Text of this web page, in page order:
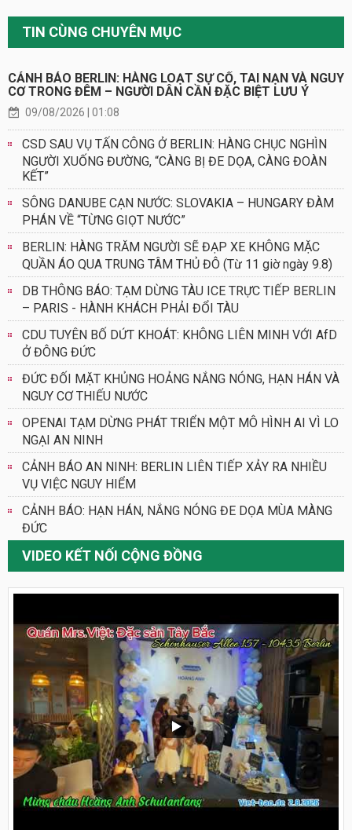
TIN CÙNG CHUYÊN MỤC
CẢNH BÁO BERLIN: HÀNG LOẠT SỰ CỐ, TAI NẠN VÀ NGUY
CƠ TRONG ĐÊM – NGƯỜI DÂN CẦN ĐẶC BIỆT LƯU Ý
09/08/2026 | 01:08
CSD SAU VỤ TẤN CÔNG Ở BERLIN: HÀNG CHỤC NGHÌN
NGƯỜI XUỐNG ĐƯỜNG, “CÀNG BỊ ĐE DỌA, CÀNG ĐOÀN
KẾT”
SÔNG DANUBE CẠN NƯỚC: SLOVAKIA – HUNGARY ĐÀM
PHÁN VỀ “TỪNG GIỌT NƯỚC”
BERLIN: HÀNG TRĂM NGƯỜI SẼ ĐẠP XE KHÔNG MẶC
QUẦN ÁO QUA TRUNG TÂM THỦ ĐÔ (Từ 11 giờ ngày 9.8)
DB THÔNG BÁO: TẠM DỪNG TÀU ICE TRỰC TIẾP BERLIN
– PARIS - HÀNH KHÁCH PHẢI ĐỔI TÀU
CDU TUYÊN BỐ DỨT KHOÁT: KHÔNG LIÊN MINH VỚI AfD
Ở ĐÔNG ĐỨC
ĐỨC ĐỐI MẶT KHỦNG HOẢNG NẮNG NÓNG, HẠN HÁN VÀ
NGUY CƠ THIẾU NƯỚC
OPENAI TẠM DỪNG PHÁT TRIỂN MỘT MÔ HÌNH AI VÌ LO
NGẠI AN NINH
CẢNH BÁO AN NINH: BERLIN LIÊN TIẾP XẢY RA NHIỀU
VỤ VIỆC NGUY HIỂM
CẢNH BÁO: HẠN HÁN, NẮNG NÓNG ĐE DỌA MÙA MÀNG
ĐỨC
VIDEO KẾT NỐI CỘNG ĐỒNG